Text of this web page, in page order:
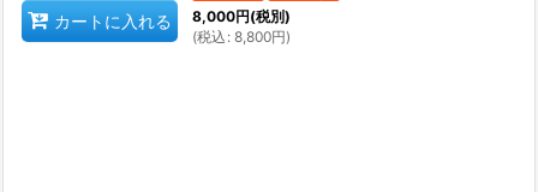
カートに入れる 8,000円(税別)
(税込 : 8,800円)